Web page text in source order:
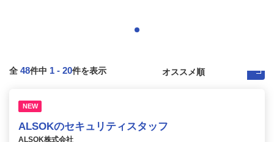
全 48件中 1 - 20件を表示
NEW
ALSOKのセキュリティスタッフ
ALSOK株式会社